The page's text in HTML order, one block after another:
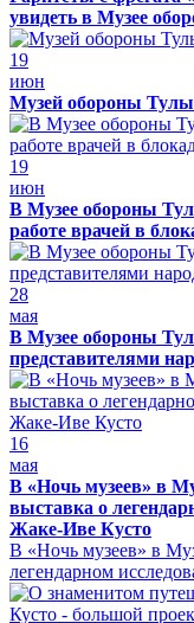
увидеть в Музее
19
июн
Музей обороны Тулы
19
июн
В Музее обороны
работе врачей в
28
мая
В Музее обороны
представителями
16
мая
В «Ночь музеев» в
выставка о
Жаке-Иве Кусто
В «Ночь музеев» в
легендарном